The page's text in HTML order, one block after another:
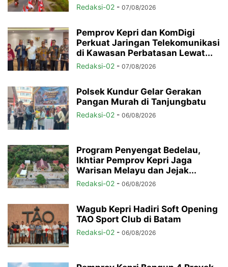
Redaksi-02 - 07/08/2026
Pemprov Kepri dan KomDigi
Perkuat Jaringan Telekomunikasi
di Kawasan Perbatasan Lewat...
Redaksi-02 - 07/08/2026
Polsek Kundur Gelar Gerakan
Pangan Murah di Tanjungbatu
Redaksi-02 - 06/08/2026
Program Penyengat Bedelau,
Ikhtiar Pemprov Kepri Jaga
Warisan Melayu dan Jejak...
Redaksi-02 - 06/08/2026
Wagub Kepri Hadiri Soft Opening
TAO Sport Club di Batam
Redaksi-02 - 06/08/2026